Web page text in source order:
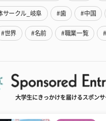
サークル_岐阜 #歯 #中国
#世界 #名前 #職業一覧
大学生にきっかけを届けるスポンサ